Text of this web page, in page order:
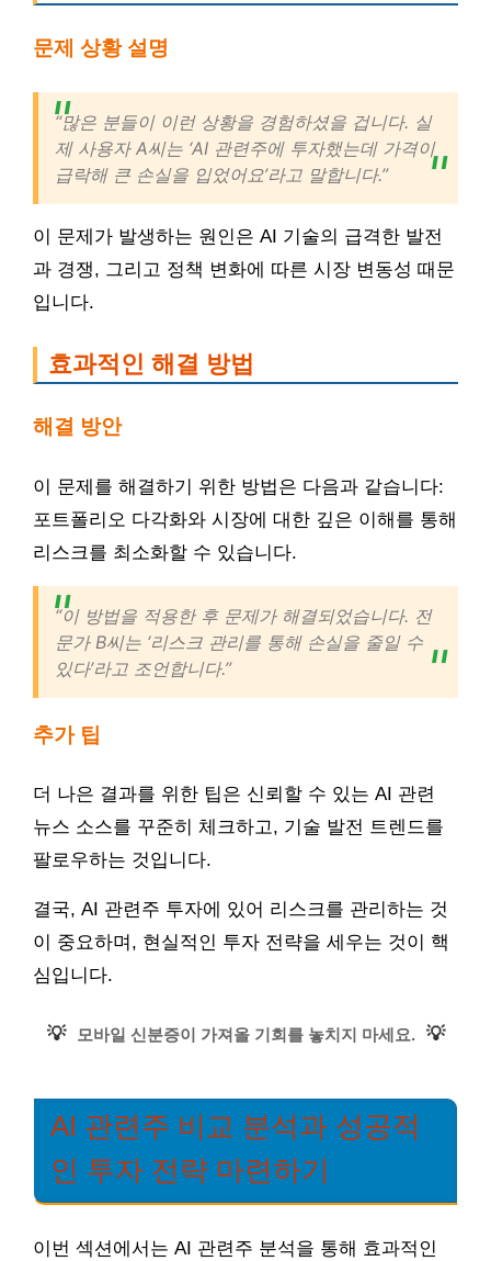
문제 상황 설명
“많은 분들이 이런 상황을 경험하셨을 겁니다. 실
제 사용자 A씨는 ‘AI 관련주에 투자했는데 가격이
급락해 큰 손실을 입었어요’라고 말합니다.”
이 문제가 발생하는 원인은 AI 기술의 급격한 발전
과 경쟁, 그리고 정책 변화에 따른 시장 변동성 때문
입니다.
효과적인 해결 방법
해결 방안
이 문제를 해결하기 위한 방법은 다음과 같습니다:
포트폴리오 다각화와 시장에 대한 깊은 이해를 통해
리스크를 최소화할 수 있습니다.
“이 방법을 적용한 후 문제가 해결되었습니다. 전
문가 B씨는 ‘리스크 관리를 통해 손실을 줄일 수
있다’라고 조언합니다.”
추가 팁
더 나은 결과를 위한 팁은 신뢰할 수 있는 AI 관련
뉴스 소스를 꾸준히 체크하고, 기술 발전 트렌드를
팔로우하는 것입니다.
결국, AI 관련주 투자에 있어 리스크를 관리하는 것
이 중요하며, 현실적인 투자 전략을 세우는 것이 핵
심입니다.
💡 모바일 신분증이 가져올 기회를 놓치지 마세요. 💡
AI 관련주 비교 분석과 성공적
인 투자 전략 마련하기
이번 섹션에서는 AI 관련주 분석을 통해 효과적인